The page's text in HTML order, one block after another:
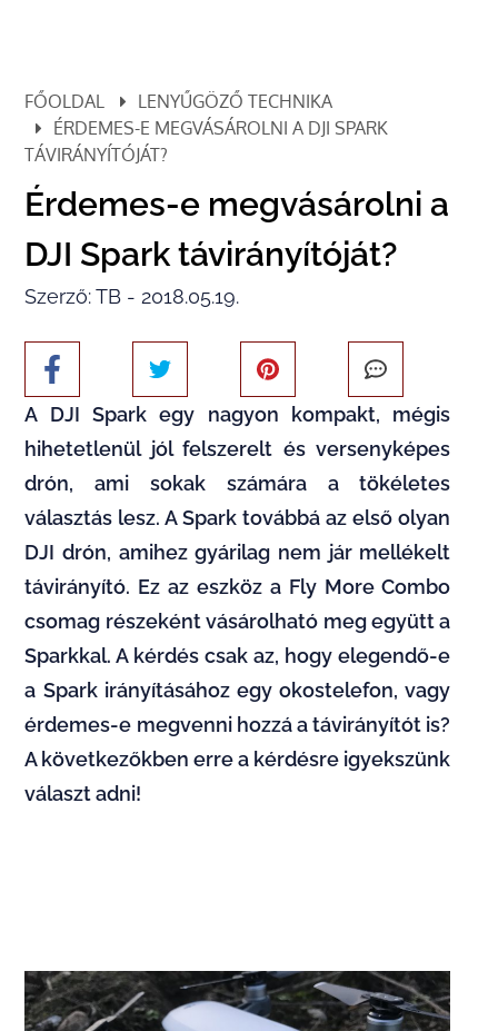
FŐOLDAL
LENYŰGÖZŐ TECHNIKA
ÉRDEMES-E MEGVÁSÁROLNI A DJI SPARK
TÁVIRÁNYÍTÓJÁT?
Érdemes-e megvásárolni a
DJI Spark távirányítóját?
Szerző: TB - 2018.05.19.
A DJI Spark egy nagyon kompakt, mégis
hihetetlenül jól felszerelt és versenyképes
drón, ami sokak számára a tökéletes
választás lesz. A Spark továbbá az első olyan
DJI drón, amihez gyárilag nem jár mellékelt
távirányító. Ez az eszköz a Fly More Combo
csomag részeként vásárolható meg együtt a
Sparkkal. A kérdés csak az, hogy elegendő-e
a Spark irányításához egy okostelefon, vagy
érdemes-e megvenni hozzá a távirányítót is?
A következőkben erre a kérdésre igyekszünk
választ adni!